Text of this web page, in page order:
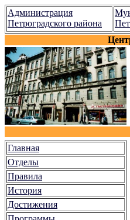
Администрация
Петроградского района
Главная
Отделы
Правила
История
Достижения